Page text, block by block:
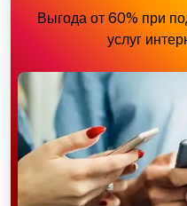
Выгода от 60% при
услуг